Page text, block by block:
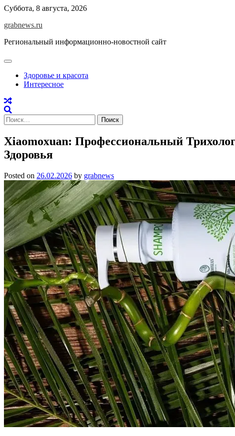
Skip
content
Суббота, 8 августа, 2026
grabnews.ru
Региональный информационно-новостной сайт
Здоровье и красота
Интересное
Найти:
Xiaomoxuan: Профессиональный
Здоровья
Posted on 26.02.2026 by grabnews